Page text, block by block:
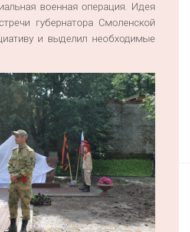
военная операция. Идея
губернатора Смоленской
и выделил необходимые